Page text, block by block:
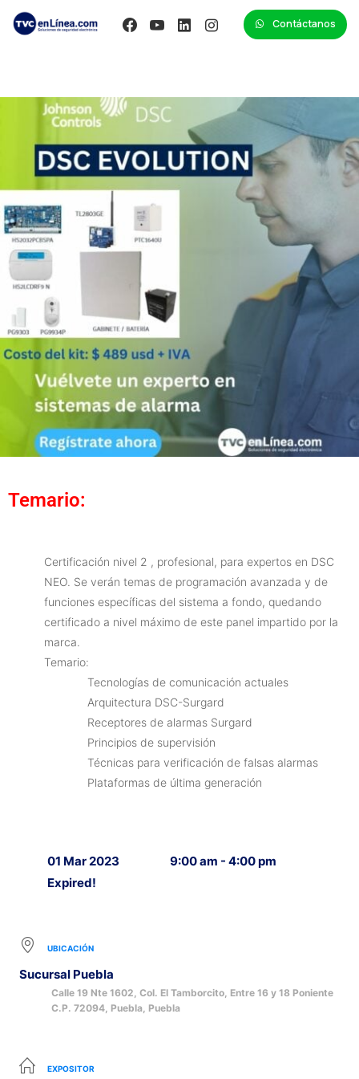
Contáctanos
Temario:
Certificación nivel 2 , profesional, para expertos en DSC
NEO. Se verán temas de programación avanzada y de
funciones específicas del sistema a fondo, quedando
certificado a nivel máximo de este panel impartido por la
marca.
Temario:
Tecnologías de comunicación actuales
Arquitectura DSC-Surgard
Receptores de alarmas Surgard
Principios de supervisión
Técnicas para verificación de falsas alarmas
Plataformas de última generación
01 Mar 2023
Expired!
9:00 am - 4:00 pm
UBICACIÓN
Sucursal Puebla
Calle 19 Nte 1602, Col. El Tamborcito, Entre 16 y 18 Poniente
C.P. 72094, Puebla, Puebla
EXPOSITOR